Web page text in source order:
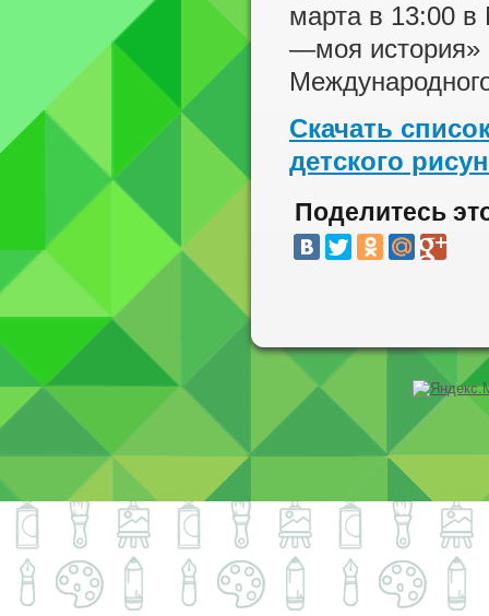
марта в 13:00 в
—моя
Скачать
детского
Поделитесь